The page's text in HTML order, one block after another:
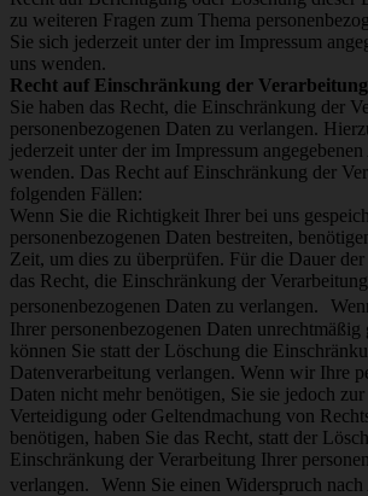
zu weiteren Fragen zum Thema
Sie sich jederzeit unter der im Impressum
uns wenden.
Recht auf Einschränkung der Verarbeitung
Sie haben das Recht, die Einschränkung der
personenbezogenen Daten zu verlangen.
jederzeit unter der im Impressum angegebenen
wenden. Das Recht auf Einschränkung der
folgenden Fällen:
Wenn Sie die Richtigkeit Ihrer bei uns
personenbezogenen Daten bestreiten,
Zeit, um dies zu überprüfen. Für die Dauer
das Recht, die Einschränkung der
personenbezogenen Daten zu verlangen.
Ihrer personenbezogenen Daten unrechtmäßig
können Sie statt der Löschung die
Datenverarbeitung verlangen. Wenn wir Ihre
Daten nicht mehr benötigen, Sie sie jedoch
Verteidigung oder Geltendmachung von
benötigen, haben Sie das Recht, statt der
Einschränkung der Verarbeitung Ihrer
verlangen. Wenn Sie einen Widerspruch nach